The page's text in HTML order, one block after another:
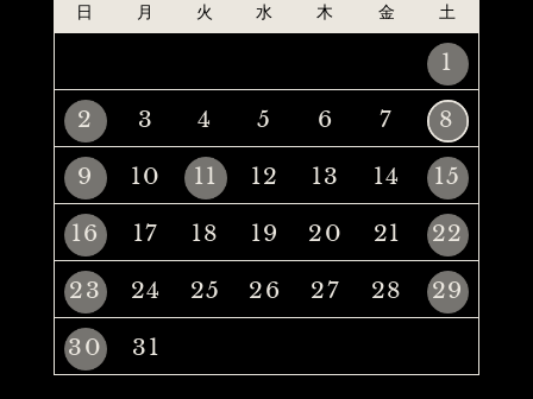
日 月 火 水 木 金 土
1
2
3 4 5 6 7
8
9
10 11 12 13 14
15
16
17 18 19 20 21
22
23
24 25 26 27 28
29
30
31